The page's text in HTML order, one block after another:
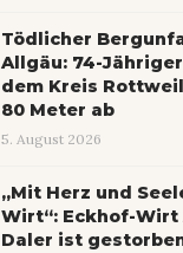
Tödlicher
Allgäu: 74-
dem Kreis
80 Meter ab
5. August 2026
„Mit Herz und
Wirt“: Eckhof-Wirt
Daler ist